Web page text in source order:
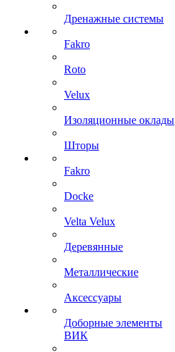
Дренажные системы
Fakro
Roto
Velux
Изоляционные оклады
Шторы
Fakro
Docke
Velta Velux
Деревянные
Металлические
Аксессуары
Доборные элементы
ВИК